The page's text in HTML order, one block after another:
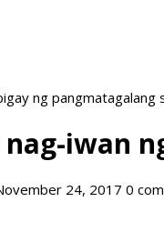
ng
nag-iwan
24, 2017 0